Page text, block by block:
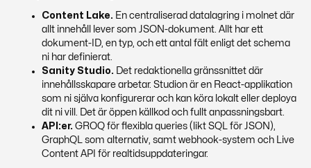
Content Lake. En centraliserad datalagring i molnet där
allt innehåll lever som JSON-dokument. Allt har ett
dokument-ID, en typ, och ett antal fält enligt det schema
ni har definierat.
Sanity Studio. Det redaktionella gränssnittet där
innehållsskapare arbetar. Studion är en React-applikation
som ni själva konfigurerar och kan köra lokalt eller deploya
dit ni vill. Det är öppen källkod och fullt anpassningsbart.
API:er. GROQ för flexibla queries (likt SQL för JSON),
GraphQL som alternativ, samt webhook-system och Live
Content API för realtidsuppdateringar.